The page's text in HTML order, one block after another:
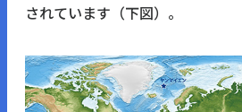
されています（下図）。